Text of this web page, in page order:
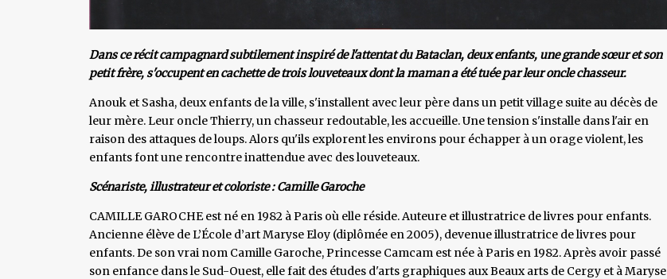
Dans ce récit campagnard subtilement inspiré de l'attentat du Bataclan, deux enfants, une grande sœur et son
petit frère, s'occupent en cachette de trois louveteaux dont la maman a été tuée par leur oncle chasseur.
Anouk et Sasha, deux enfants de la ville, s'installent avec leur père dans un petit village suite au décès de
leur mère. Leur oncle Thierry, un chasseur redoutable, les accueille. Une tension s'installe dans l'air en
raison des attaques de loups. Alors qu'ils explorent les environs pour échapper à un orage violent, les
enfants font une rencontre inattendue avec des louveteaux.
Scénariste, illustrateur et coloriste : Camille Garoche
CAMILLE GAROCHE est né en 1982 à Paris où elle réside. Auteure et illustratrice de livres pour enfants.
Ancienne élève de L’École d’art Maryse Eloy (diplômée en 2005), devenue illustratrice de livres pour
enfants. De son vrai nom Camille Garoche, Princesse Camcam est née à Paris en 1982. Après avoir passé
son enfance dans le Sud-Ouest, elle fait des études d'arts graphiques aux Beaux arts de Cergy et à Maryse